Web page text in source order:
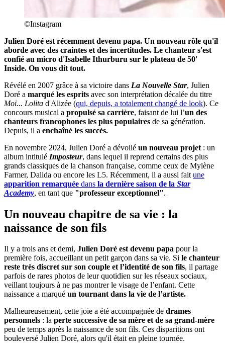
©Instagram
Julien Doré est récemment devenu papa. Un nouveau rôle qu'il
aborde avec des craintes et des incertitudes. Le chanteur s'est
confié au micro d'Isabelle Ithurburu sur le plateau de 50'
Inside. On vous dit tout.
Révélé en 2007 grâce à sa victoire dans La Nouvelle Star, Julien
Doré a marqué les esprits avec son interprétation décalée du titre
Moi... Lolita d'Alizée (qui, depuis, a totalement changé de look). Ce
concours musical a propulsé sa carrière, faisant de lui l’un des
chanteurs francophones les plus populaires de sa génération.
Depuis, il a enchaîné les succès.
En novembre 2024, Julien Doré a dévoilé un nouveau projet : un
album intitulé Imposteur, dans lequel il reprend certains des plus
grands classiques de la chanson française, comme ceux de Mylène
Farmer, Dalida ou encore les L5. Récemment, il a aussi fait une
apparition remarquée dans la dernière saison de la Star
Academy, en tant que "professeur exceptionnel".
Un nouveau chapitre de sa vie : la
naissance de son fils
Il y a trois ans et demi, Julien Doré est devenu papa pour la
première fois, accueillant un petit garçon dans sa vie. Si le chanteur
reste très discret sur son couple et l’identité de son fils, il partage
parfois de rares photos de leur quotidien sur les réseaux sociaux,
veillant toujours à ne pas montrer le visage de l’enfant. Cette
naissance a marqué un tournant dans la vie de l’artiste.
Malheureusement, cette joie a été accompagnée de drames
personnels : la perte successive de sa mère et de sa grand-mère
peu de temps après la naissance de son fils. Ces disparitions ont
bouleversé Julien Doré, alors qu'il était en pleine tournée.